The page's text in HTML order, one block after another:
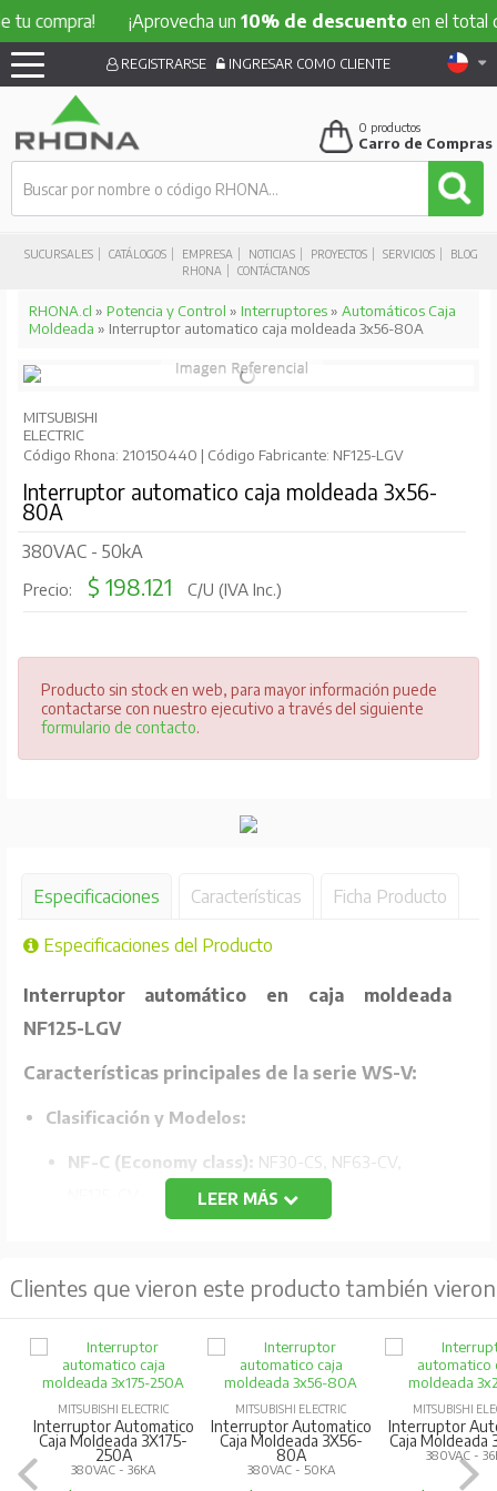
¡Aprovecha un10% de descuentoen el total de tu
SUCURSALES CATÁLOGOS EMPRESA NOTICIAS PROYECTOS SERVICIOS
BLOG
RHONA
CONTÁCTANOS
REGISTRARSE INGRESAR COMO CLIENTE
0 productos
Carro de Compras
RHONA.cl » Potencia y Control » Interruptores» Automáticos Caja
Moldeada » Interruptor automatico caja moldeada 3x56-80A
MITSUBISHI
ELECTRIC
Código Rhona: 210150440 | Código Fabricante: NF125-LGV
Interruptor automatico caja moldeada 3x56-
80A
380VAC - 50kA
Precio: $ 198.121 C/U (IVA Inc.)
Producto sin stock en web, para mayor información puede
contactarse con nuestro ejecutivo a través del siguiente
formulario de contacto.
Especificaciones Características Ficha Producto
Especificaciones del Producto
Interruptor automático en caja moldeada
NF125-LGV
Características principales de la serie WS-V:
Clasificación y Modelos:
NF-C (Economy class): NF30-CS, NF63-CV,
NF-H/L/R (High-performance class):NF63-HV,
Tecnología de ruptura mejorada:Utiliza la
tecnología "Expanded ISTAC" para mejorar la capacidad
de ruptura y limitación de corriente.
Compacto y estandarizado:Diseño compacto con
LEER MÁS
Clientes que vieron este producto también vieron
MITSUBISHI ELECTRIC
Interruptor Automatico
Caja Moldeada 3X175-
250A
380VAC - 36KA
MITSUBISHI ELECTRIC
Interruptor Automatico
Caja Moldeada 3X56-
80A
380VAC - 50KA
MITSUBISHI
Interruptor
Caja Moldeada
380VAC -